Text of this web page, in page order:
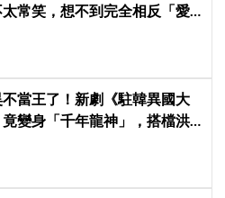
常笑，想不到完全相反「愛
當王了！新劇《駐韓異國大
變身「千年龍神」，搭檔洪